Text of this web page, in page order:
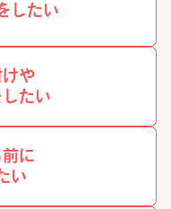
したい
や
たい
に
い